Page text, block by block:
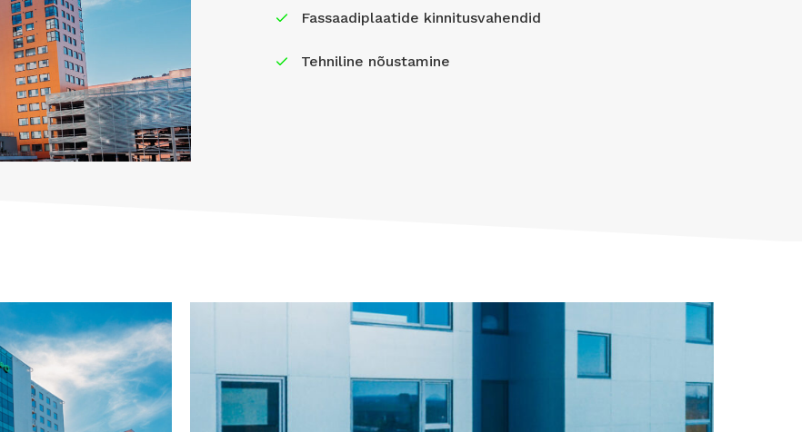
Fassaadiplaatide kinnitusvahendid
Tehniline nõustamine